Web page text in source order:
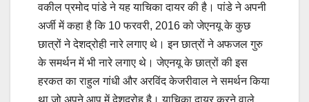
वकील प्रमोद पांडे ने यह याचिका दायर की है। पांडे ने अपनी
अर्जी में कहा है कि 10 फरवरी, 2016 को जेएनयू के कुछ
छात्रों ने देशद्रोही नारे लगाए थे। इन छात्रों ने अफजल गुरु
के समर्थन में भी नारे लगाए थे। जेएनयू के छात्रों की इस
हरकत का राहुल गांधी और अरविंद केजरीवाल ने समर्थन किया
था जो अपने आप में देशद्रोह है। याचिका दायर करने वाले